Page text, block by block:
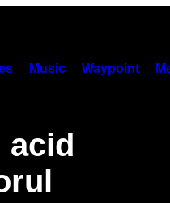
Music Waypoint
acid